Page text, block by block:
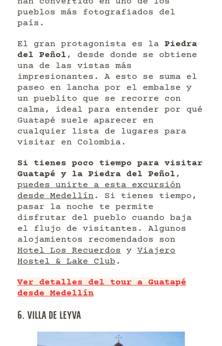
pueblos más fotografiados del
país.
El gran protagonista es la Piedra
del Peñol , desde donde se obtiene
una de las vistas más
impresionantes. A esto se suma el
paseo en lancha por el embalse y
un pueblito que se recorre con
calma, ideal para entender por qué
Guatapé suele aparecer en
cualquier lista de lugares para
visitar en Colombia.
Si tienes poco tiempo para visitar
Guatapé y la Piedra del Peñol ,
puedes unirte a esta excursión
desde Medellín . Si tienes tiempo,
pasar la noche te permite
disfrutar del pueblo cuando baja
el flujo de visitantes. Algunos
alojamientos recomendados son
Hotel Los Recuerdos y Viajero
Hostel & Lake Club .
Ver detalles del tour a Guatapé
desde Medellín
6. VILLA DE LEYVA